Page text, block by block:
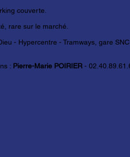
couverte.
rare sur le marché.
- Hypercentre - Tramways, gare
: Pierre-Marie POIRIER -